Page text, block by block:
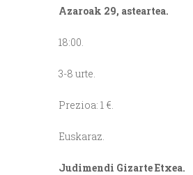
Azaroak 29, asteartea.
18:00.
3-8 urte.
Prezioa: 1 €.
Euskaraz.
Judimendi Gizarte Etxea.